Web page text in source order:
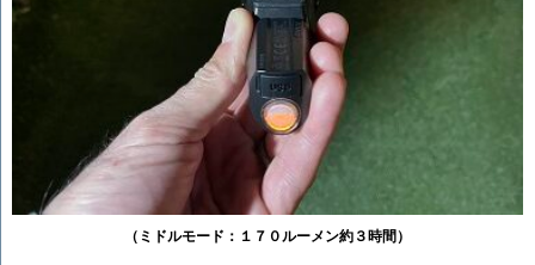
（ミドルモード：１７０ルーメン約３時間）